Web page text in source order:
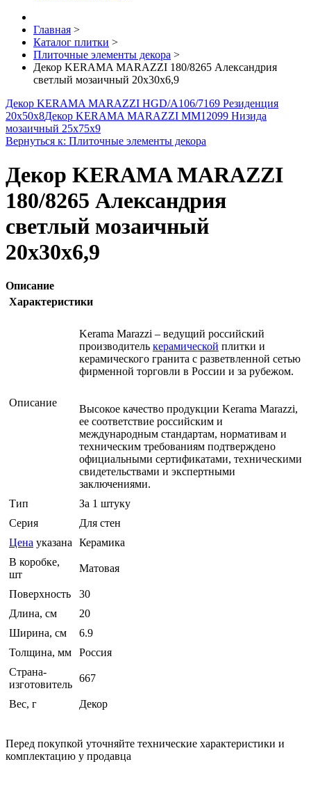
Главная >
Каталог плитки >
Плиточные элементы декора >
Декор KERAMA MARAZZI 180/8265 Александрия
светлый мозаичный 20х30х6,9
Декор KERAMA MARAZZI HGD/A106/7169 Резиденция
20х50х8Декор KERAMA MARAZZI MM12099 Низида
мозаичный 25х75х9
Вернуться к: Плиточные элементы декора
Декор KERAMA MARAZZI
180/8265 Александрия
светлый мозаичный
20х30х6,9
Описание
Характеристики
Описание
Kerama Marazzi – ведущий российский
производитель керамической плитки и
керамического гранита с разветвленной сетью
фирменной торговли в России и за рубежом.
Высокое качество продукции Kerama Marazzi,
ее соответствие российским и
международным стандартам, нормативам и
техническим требованиям подтверждено
официальными сертификатами, техническими
свидетельствами и экспертными
заключениями.
Тип
За 1 штуку
Серия
Для стен
Цена указана Керамика
В коробке,
шт
Матовая
Поверхность
30
Длина, см
20
Ширина, см
6.9
Толщина, мм
Россия
Страна-
изготовитель
667
Вес, г Декор
Перед покупкой уточняйте технические характеристики и
комплектацию у продавца